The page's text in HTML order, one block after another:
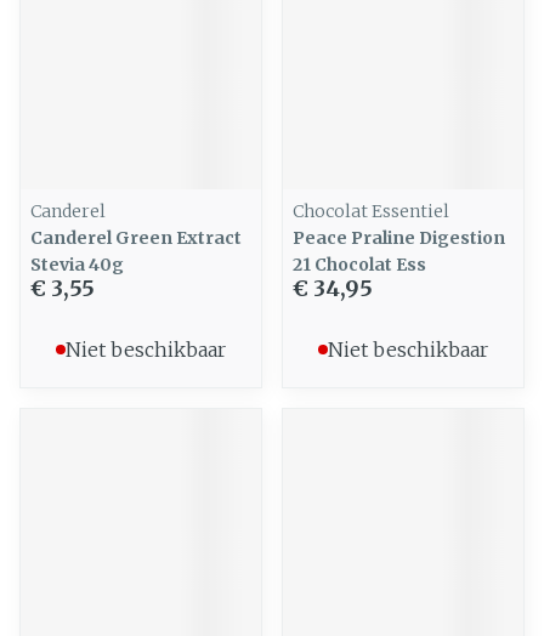
Canderel
Canderel Green Extract
Stevia 40g
€ 3,55
Niet beschikbaar
Chocolat Essentiel
Peace Praline Digestion
21 Chocolat Ess
€ 34,95
Niet beschikbaar